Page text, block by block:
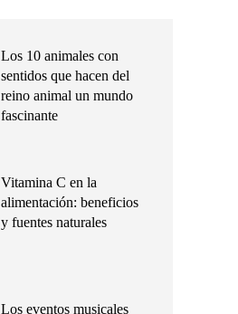
Los 10 animales con
sentidos que hacen del
reino animal un mundo
fascinante
Vitamina C en la
alimentación: beneficios
y fuentes naturales
Los eventos musicales